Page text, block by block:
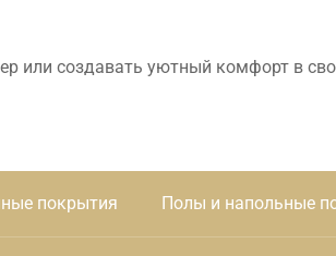
или создавать уютный комфорт в
покрытия Полы и напольные